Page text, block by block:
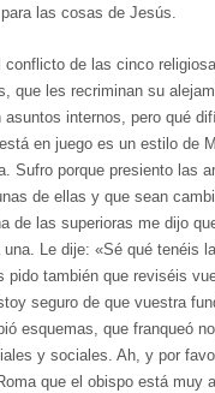
las cosas de Jesús.
conflicto de las cinco
que les recriminan su
asuntos internos, pero qué
en juego es un estilo de
Sufro porque presiento las
de ellas y que sean
de las superioras me dijo
Le dije: «Sé qué tenéis
pido también que reviséis
seguro de que vuestra
esquemas, que franqueó
y sociales. Ah, y por
que el obispo está muy